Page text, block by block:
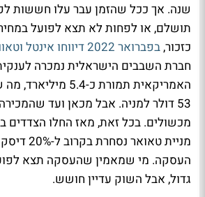
שנה. אך ככל שהזמן עבר עלו חששות
תושלם, או לפחות לא תצא לפועל
כזכור,בפברואר 2022 דיווחו אינטל וטאוואר
חברת השבבים הישראלית נמכרה
האמריקאית תמורת כ-
53 דולר למניה. אבל מכאן ועד
מכשולים. בכל זאת, מאז החלו הצדדים
מניית טאואר
העסקה. מי שמאמין שהעסקה תצא
גדול, אבל השוק עדיין חושש.